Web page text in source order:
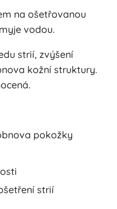
na ošetřovanou
vodou.
strií, zvýšení
kožní struktury.
pokožky
strií